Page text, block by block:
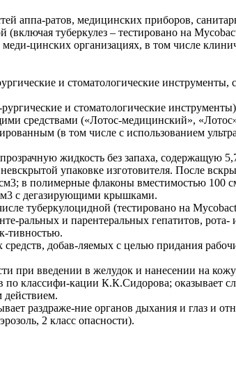
аппа-ратов, медицинских приборов,
туберкулез – тестировано на
цинских организациях, в том числе
и стоматологические
и стоматологические
средствами («Лотос-медицинский»,
(в том числе с использованием
жидкость без запаха, содержащую
упаковке изготовителя. После
в полимерные флаконы вместимостью 100
с дегазирующими крышками.
туберкулоцидной (тестировано на
ральных и парентеральных гепатитов,
тивностью.
добав-ляемых с целью придания
при введении в желудок и нанесении на
по классифи-кации К.К.Сидорова; оказывает
действием.
раздраже-ние органов дыхания и глаз и
2 класс опасности).